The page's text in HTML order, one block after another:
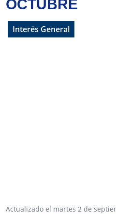
OCTUBRE
Interés General
Actualizado el martes 2 de